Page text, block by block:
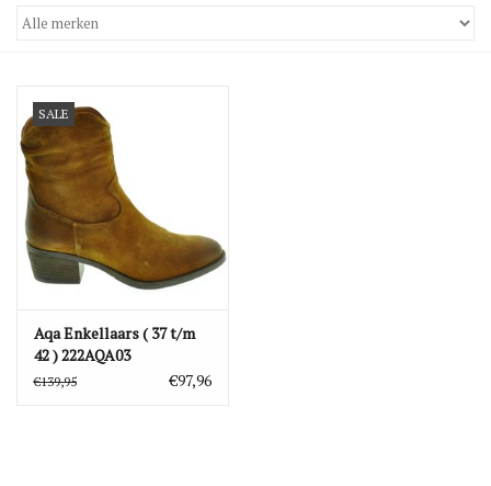
Super Deals
Merken
SALE
Aqa Enkellaars ( 37 t/m
42 ) 222AQA03
€139,95 €97,96